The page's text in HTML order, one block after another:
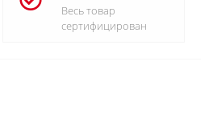
Весь товар
сертифицирован